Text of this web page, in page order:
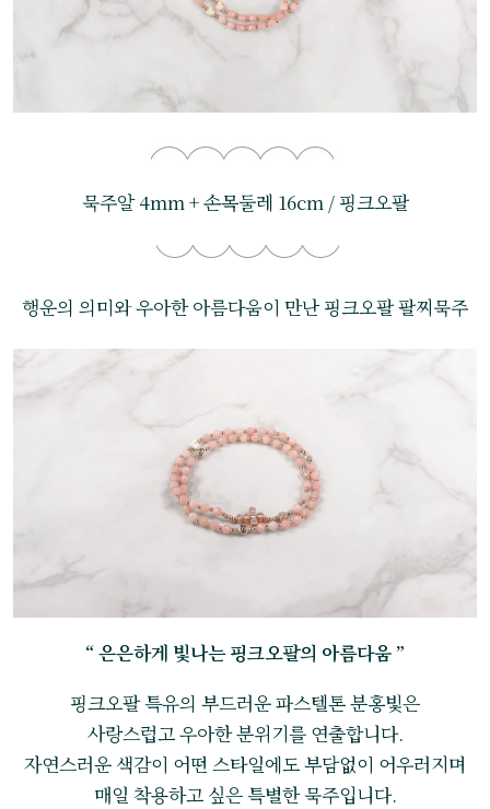
묵주알 4mm + 손목둘레 16cm / 핑크오팔
행운의 의미와 우아한 아름다움이 만난 핑크오팔 팔찌묵주
“ 은은하게 빛나는 핑크오팔의 아름다움 ”
핑크오팔 특유의 부드러운 파스텔톤 분홍빛은
사랑스럽고 우아한 분위기를 연출합니다.
자연스러운 색감이 어떤 스타일에도 부담없이 어우러지며
매일 착용하고 싶은 특별한 묵주입니다.